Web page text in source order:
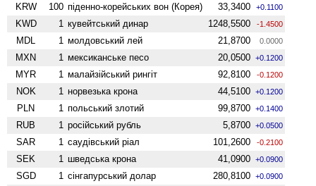
KRW 100 піденно-корейських вон (Корея) 33,3400 +0.1100
KWD 1 кувейтський динар 1248,5500 -1.4500
MDL 1 молдовський лей 21,8700 0.0000
MXN 1 мексиканське песо 20,0500 +0.1200
MYR 1 малайзійський рингіт 92,8100 -0.1200
NOK 1 норвезька крона 44,5100 +0.1200
PLN 1 польський злотий 99,8700 +0.1400
RUB 1 російський рубль 5,8700 +0.0500
SAR 1 саудівський ріал 101,2600 -0.2100
SEK 1 шведська крона 41,0900 +0.0900
SGD 1 сінгапурський долар 280,8100 +0.0900